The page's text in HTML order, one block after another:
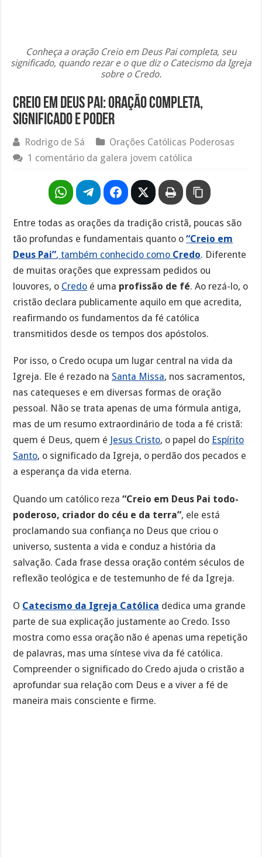
Conheça a oração Creio em Deus Pai completa, seu
significado, quando rezar e o que diz o Catecismo da Igreja
sobre o Credo.
Creio em Deus Pai: oração completa,
significado e poder
Rodrigo de Sá
Orações Católicas Poderosas
1 comentário da galera jovem católica
Entre todas as orações da tradição cristã, poucas são
tão profundas e fundamentais quanto o“Creio em
Deus Pai”, também conhecido como Credo. Diferente
de muitas orações que expressam pedidos ou
louvores, o Credo é uma profissão de fé. Ao rezá-lo, o
cristão declara publicamente aquilo em que acredita,
reafirmando os fundamentos da fé católica
transmitidos desde os tempos dos apóstolos.
Por isso, o Credo ocupa um lugar central na vida da
Igreja. Ele é rezado na Santa Missa, nos sacramentos,
nas catequeses e em diversas formas de oração
pessoal. Não se trata apenas de uma fórmula antiga,
mas de um resumo extraordinário de toda a fé cristã:
quem é Deus, quem é Jesus Cristo, o papel do Espírito
Santo, o significado da Igreja, o perdão dos pecados e
a esperança da vida eterna.
Quando um católico reza“Creio em Deus Pai todo-
poderoso, criador do céu e da terra”, ele está
proclamando sua confiança no Deus que criou o
universo, sustenta a vida e conduz a história da
salvação. Cada frase dessa oração contém séculos de
reflexão teológica e de testemunho de fé da Igreja.
O Catecismo da Igreja Católica dedica uma grande
parte de sua explicação justamente ao Credo. Isso
mostra como essa oração não é apenas uma repetição
de palavras, mas uma síntese viva da fé católica.
Compreender o significado do Credo ajuda o cristão a
aprofundar sua relação com Deus e a viver a fé de
maneira mais consciente e firme.